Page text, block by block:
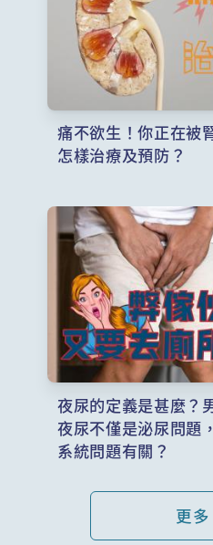
痛不欲生！你正在被
怎樣治療及預防？
夜尿的定義是甚麼？
夜尿不僅是泌尿問題
系統問題有關？
更多